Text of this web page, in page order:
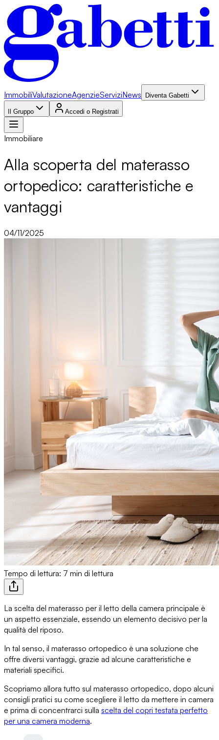
ImmobiliValutazioneAgenzieServiziNews Diventa Gabetti
Il Gruppo Accedi o Registrati
Immobiliare
Alla scoperta del materasso
ortopedico: caratteristiche e
vantaggi
04/11/2025
Tempo di lettura: 7 min di lettura
La scelta del materasso per il letto della camera principale è
un aspetto essenziale, essendo un elemento decisivo per la
qualità del riposo.
In tal senso, il materasso ortopedico è una soluzione che
offre diversi vantaggi, grazie ad alcune caratteristiche e
materiali specifici.
Scopriamo allora tutto sul materasso ortopedico, dopo alcuni
consigli pratici su come scegliere il letto da mettere in camera
e prima di concentrarci sulla scelta del copri testata perfetto
per una camera moderna.